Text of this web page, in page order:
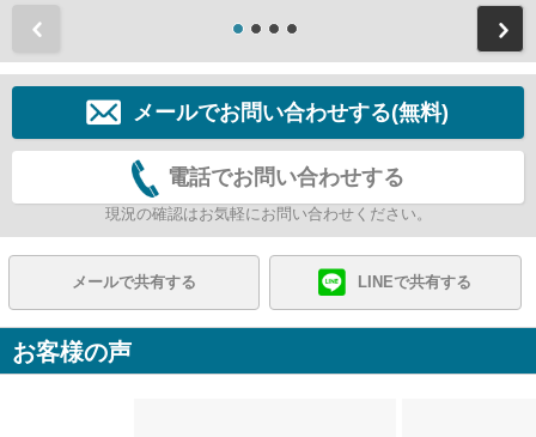
メールでお問い合わせする(無料)
電話でお問い合わせする
現況の確認はお気軽にお問い合わせください。
メールで共有する LINEで共有する
お客様の声